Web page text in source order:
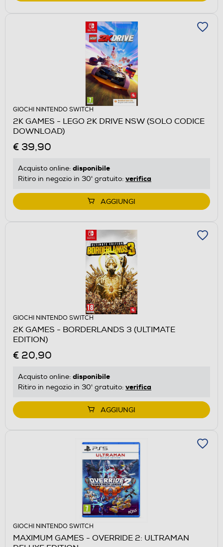
GIOCHI NINTENDO SWITCH
2K GAMES - LEGO 2K DRIVE NSW (SOLO CODICE
DOWNLOAD)
€ 39,90
Acquisto online: disponibile
Ritiro in negozio in 30' gratuito: verifica
AGGIUNGI
GIOCHI NINTENDO SWITCH
2K GAMES - BORDERLANDS 3 (ULTIMATE
EDITION)
€ 20,90
Acquisto online: disponibile
Ritiro in negozio in 30' gratuito: verifica
AGGIUNGI
GIOCHI NINTENDO SWITCH
MAXIMUM GAMES - OVERRIDE 2: ULTRAMAN